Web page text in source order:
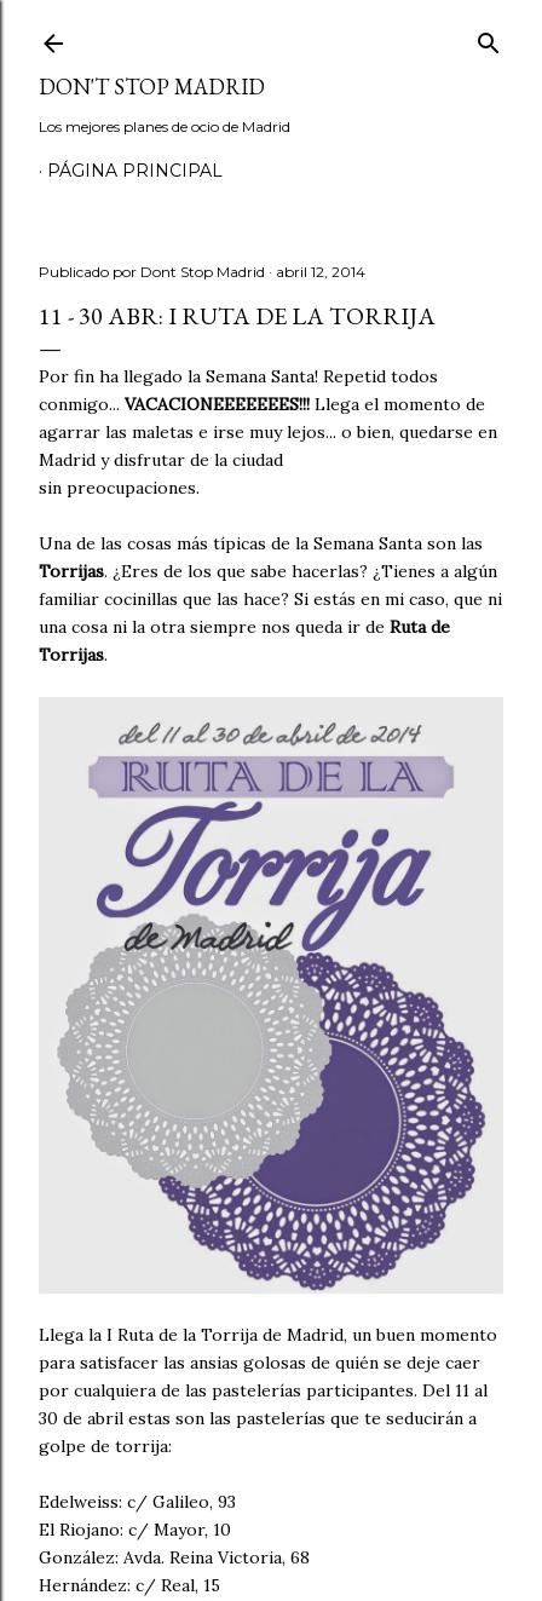
DON'T STOP MADRID
Los mejores planes de ocio de Madrid
PÁGINA PRINCIPAL
Publicado por Dont Stop Madrid abril 12, 2014
11 - 30 ABR: I RUTA DE LA TORRIJA
Por fin ha llegado la Semana Santa! Repetid todos
conmigo... VACACIONEEEEEEES!!! Llega el momento de
agarrar las maletas e irse muy lejos... o bien, quedarse en
Madrid y disfrutar de la ciudad
sin preocupaciones.
Una de las cosas más típicas de la Semana Santa son las
Torrijas. ¿Eres de los que sabe hacerlas? ¿Tienes a algún
familiar cocinillas que las hace? Si estás en mi caso, que ni
una cosa ni la otra siempre nos queda ir de Ruta de
Torrijas.
Llega la I Ruta de la Torrija de Madrid, un buen momento
para satisfacer las ansias golosas de quién se deje caer
por cualquiera de las pastelerías participantes. Del 11 al
30 de abril estas son las pastelerías que te seducirán a
golpe de torrija:
Edelweiss: c/ Galileo, 93
El Riojano: c/ Mayor, 10
González: Avda. Reina Victoria, 68
Hernández: c/ Real, 15